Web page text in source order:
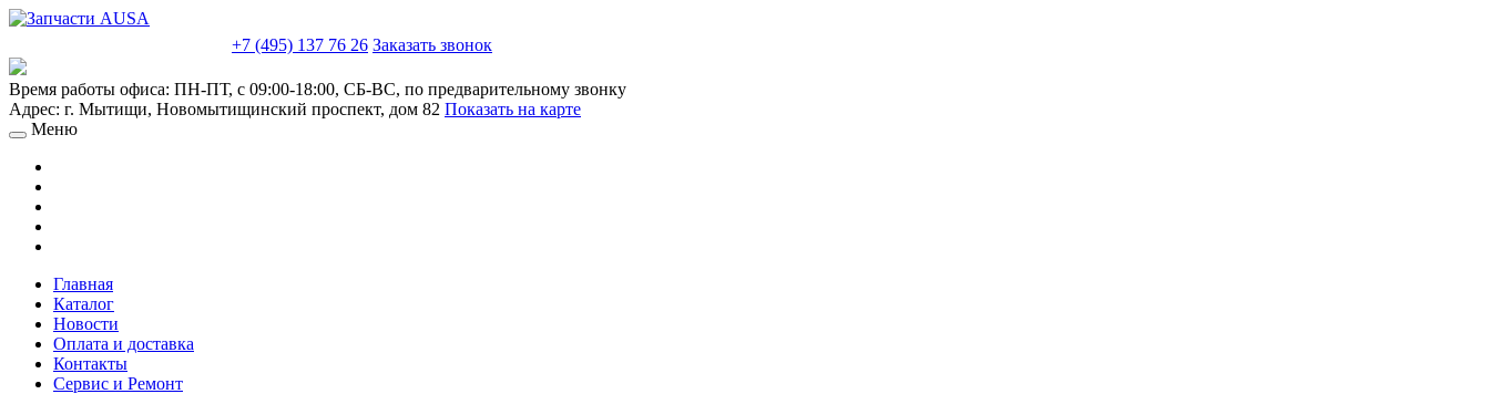
+7 (495) 137 76 26 Заказать звонок
Время работы офиса: ПН-ПТ, с 09:00-18:00, СБ-ВС, по предварительному звонку
Адрес: г. Мытищи, Новомытищинский проспект, дом 82 Показать на карте
Меню
Главная
Каталог
Новости
Оплата и доставка
Контакты
Сервис и Ремонт